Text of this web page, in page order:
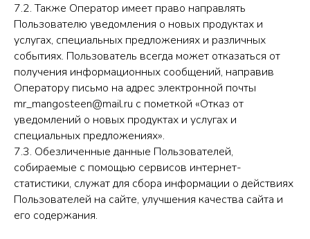
7.2. Также Оператор имеет право направлять
Пользователю уведомления о новых продуктах и
услугах, специальных предложениях и различных
событиях. Пользователь всегда может отказаться от
получения информационных сообщений, направив
Оператору письмо на адрес электронной почты
mr_mangosteen@mail.ru с пометкой «Отказ от
уведомлений о новых продуктах и услугах и
специальных предложениях».
7.3. Обезличенные данные Пользователей,
собираемые с помощью сервисов интернет-
статистики, служат для сбора информации о действиях
Пользователей на сайте, улучшения качества сайта и
его содержания.